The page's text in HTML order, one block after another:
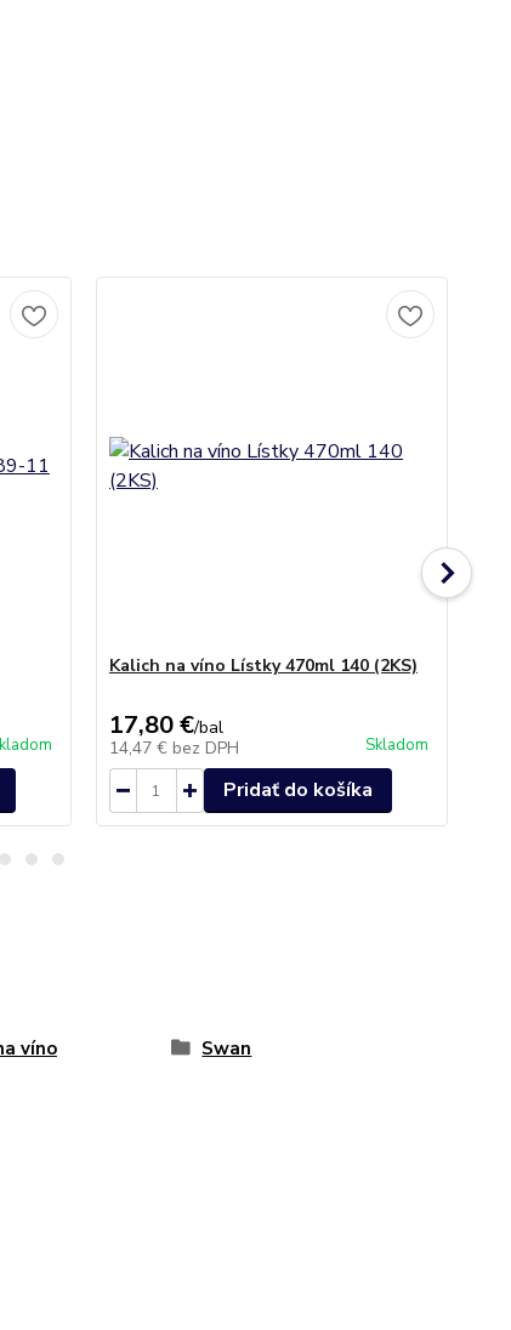
Kalich na víno Lístky 470ml 140 (2KS)
17,80 €/bal
14,47 € bez DPH Skladom
Pridať do košíka
víno Swan